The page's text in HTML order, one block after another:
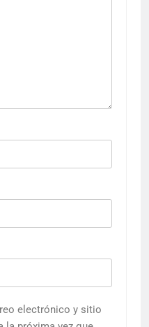
electrónico y sitio